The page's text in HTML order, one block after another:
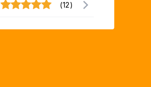
(12)